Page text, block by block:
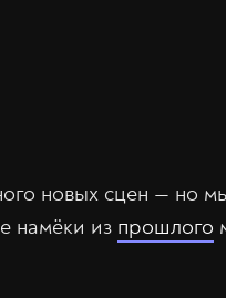
новых сцен — но
намёки из прошлого